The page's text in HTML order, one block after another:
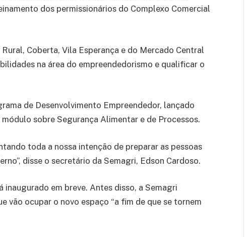
dos permissionários do Complexo Comercial
Coberta, Vila Esperança e do Mercado Central
na área do empreendedorismo e qualificar o
de Desenvolvimento Empreendedor, lançado
sobre Segurança Alimentar e de Processos.
toda a nossa intenção de preparar as pessoas
disse o secretário da Semagri, Edson Cardoso.
inaugurado em breve. Antes disso, a Semagri
vão ocupar o novo espaço “a fim de que se tornem